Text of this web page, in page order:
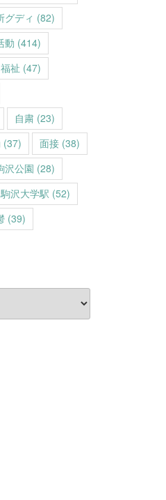
グディ (82)
動 (414)
福祉 (47)
自粛 (23)
(37) 面接 (38)
沢公園 (28)
駒沢大学駅 (52)
(39)